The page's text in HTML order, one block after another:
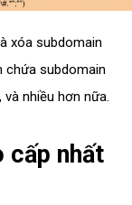
xóa subdomain
chứa subdomain
và nhiều hơn nữa.
cấp nhất